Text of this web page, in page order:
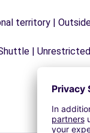
territory |
|